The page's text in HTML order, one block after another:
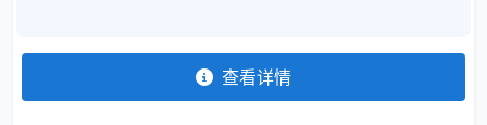
查看详情